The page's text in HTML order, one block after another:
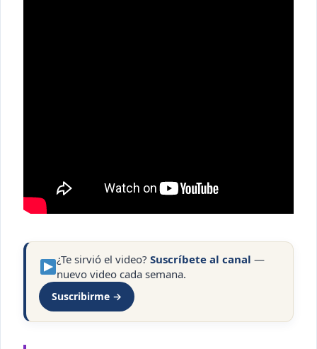
¿Te sirvió el video?Suscríbete al canal —
nuevo video cada semana.
Suscribirme →